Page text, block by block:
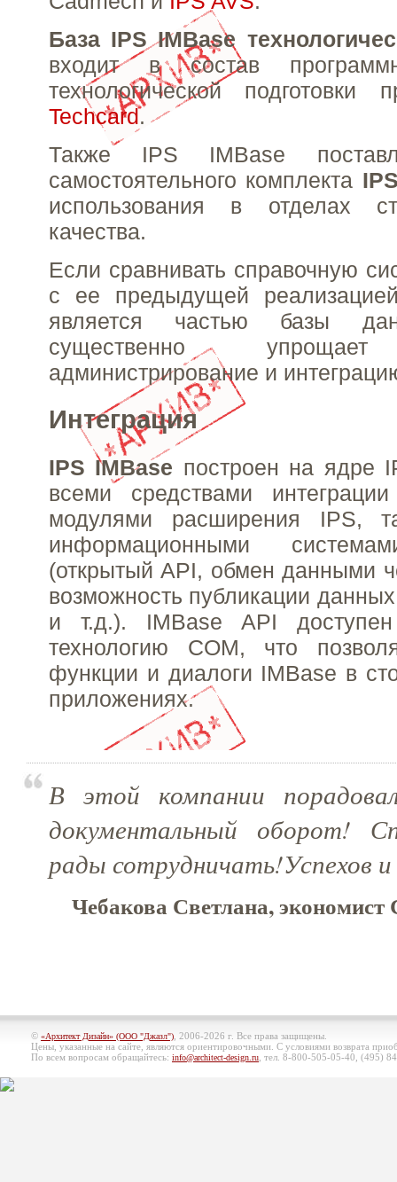
База IPS IMBase
входит в состав
технологической подготовки
Techcard.
Также IPS IMBase
самостоятельного комплекта
использования в отделах
качества.
Если сравнивать справочную
с ее предыдущей
является частью базы
существенно
администрирование и
Интеграция
IPS IMBase построен на ядре
всеми средствами
модулями расширения IPS,
информационными
(открытый API, обмен данными
возможность публикации
и т.д.). IMBase API
технологию COM, что
функции и диалоги IMBase в
приложениях.
В этой компании
документальный оборот!
рады сотрудничать!Успехов
Чебакова Светлана,
© «Архитект Дизайн» (ООО "Джазл") , 2006-2026 г. Все права защищены.
Цены, указанные на сайте, являются ориентировочными. С условиями возврата
По всем вопросам обращайтесь: info@architect-design.ru , тел. 8-800-505-05-40, (495)